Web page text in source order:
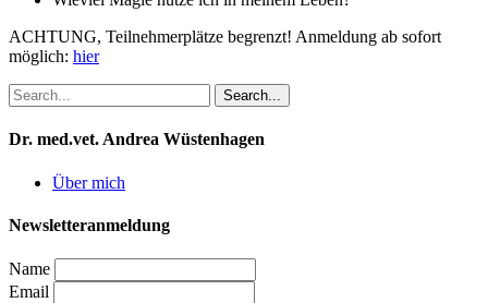
ACHTUNG, Teilnehmerplätze begrenzt! Anmeldung ab sofort
möglich: hier
Dr. med.vet. Andrea Wüstenhagen
Über mich
Newsletteranmeldung
Name
Email